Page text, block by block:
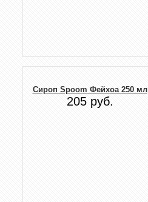
Сироп Spoom Фейхоа 250 мл
205 руб.